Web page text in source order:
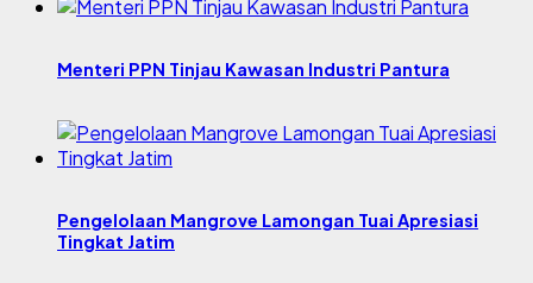
Menteri PPN Tinjau Kawasan Industri Pantura
Pengelolaan Mangrove Lamongan Tuai Apresiasi
Tingkat Jatim